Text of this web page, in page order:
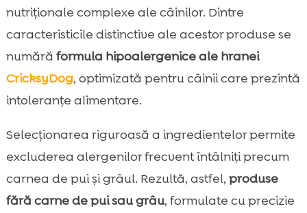
nutriționale complexe ale câinilor. Dintre
caracteristicile distinctive ale acestor produse se
numără formula hipoalergenice ale hranei
CricksyDog, optimizată pentru câinii care prezintă
intoleranțe alimentare.
Selecționarea riguroasă a ingredientelor permite
excluderea alergenilor frecvent întâlniți precum
carnea de pui și grâul. Rezultă, astfel, produse
fără carne de pui sau grâu, formulate cu precizie